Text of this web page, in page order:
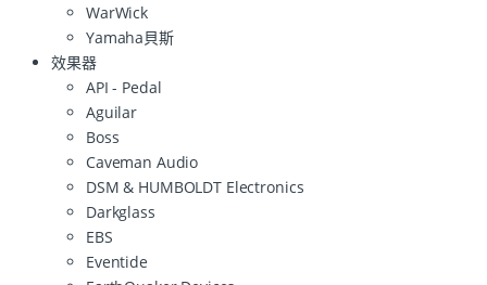
WarWick
Yamaha貝斯
效果器
API - Pedal
Aguilar
Boss
Caveman Audio
DSM & HUMBOLDT Electronics
Darkglass
EBS
Eventide